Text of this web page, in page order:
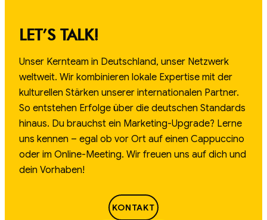
LET’S TALK!
Unser Kernteam in Deutschland, unser Netzwerk
weltweit. Wir kombinieren lokale Expertise mit der
kulturellen Stärken unserer internationalen Partner.
So entstehen Erfolge über die deutschen Standards
hinaus. Du brauchst ein Marketing-Upgrade? Lerne
uns kennen – egal ob vor Ort auf einen Cappuccino
oder im Online-Meeting. Wir freuen uns auf dich und
dein Vorhaben!
KONTAKT